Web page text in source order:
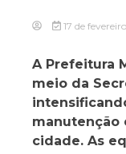
17 de
A Prefeitura
meio da
manutenção
cidade. As